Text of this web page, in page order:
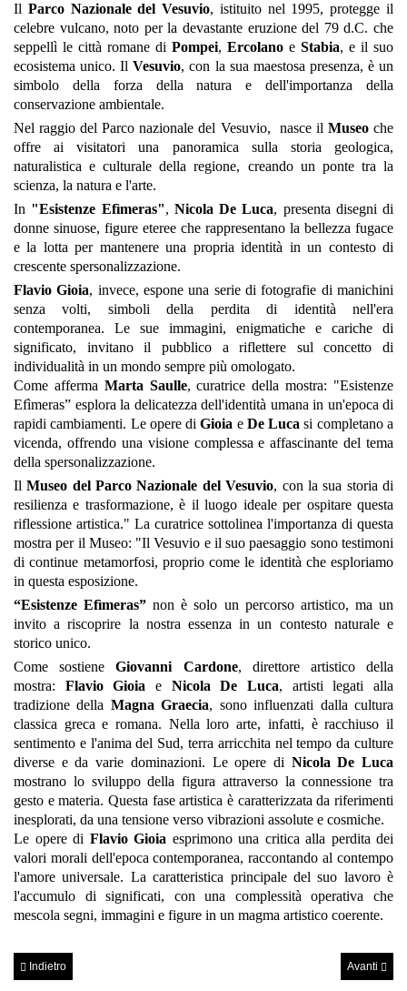
Il Parco Nazionale del Vesuvio, istituito nel 1995, protegge il
celebre vulcano, noto per la devastante eruzione del 79 d.C. che
seppellì le città romane di Pompei, Ercolano e Stabia, e il suo
ecosistema unico. IlVesuvio, con la sua maestosa presenza, è un
simbolo della forza della natura e dell'importanza della
conservazione ambientale.
Nel raggio del Parco nazionale del Vesuvio, nasce il Museoche
offre ai visitatori una panoramica sulla storia geologica,
naturalistica e culturale della regione, creando un ponte tra la
scienza, la natura e l'arte.
In "Esistenze Efìmeras", Nicola De Luca, presenta disegni di
donne sinuose, figure eteree che rappresentano la bellezza fugace
e la lotta per mantenere una propria identità in un contesto di
crescente spersonalizzazione.
Flavio Gioia, invece, espone una serie di fotografie di manichini
senza volti, simboli della perdita di identità nell'era
contemporanea. Le sue immagini, enigmatiche e cariche di
significato, invitano il pubblico a riflettere sul concetto di
individualità in un mondo sempre più omologato.
Come afferma Marta Saulle, curatrice della mostra: "Esistenze
Efìmeras” esplora la delicatezza dell'identità umana in un'epoca di
rapidi cambiamenti. Le opere diGioia e De Luca si completano a
vicenda, offrendo una visione complessa e affascinante del tema
della spersonalizzazione.
IlMuseo del Parco Nazionale del Vesuvio, con la sua storia di
resilienza e trasformazione, è il luogo ideale per ospitare questa
riflessione artistica." La curatrice sottolinea l'importanza di questa
mostra per il Museo: "Il Vesuvio e il suo paesaggio sono testimoni
di continue metamorfosi, proprio come le identità che esploriamo
in questa esposizione.
“Esistenze Efìmeras” non è solo un percorso artistico, ma un
invito a riscoprire la nostra essenza in un contesto naturale e
storico unico.
Come sostieneGiovanni Cardone, direttore artistico della
mostra: Flavio Gioia e Nicola De Luca, artisti legati alla
tradizione della Magna Graecia, sono influenzati dalla cultura
classica greca e romana. Nella loro arte, infatti, è racchiuso il
sentimento e l'anima del Sud, terra arricchita nel tempo da culture
diverse e da varie dominazioni. Le opere di Nicola De Luca
mostrano lo sviluppo della figura attraverso la connessione tra
gesto e materia. Questa fase artistica è caratterizzata da riferimenti
inesplorati, da una tensione verso vibrazioni assolute e cosmiche.
Le opere di Flavio Gioia esprimono una critica alla perdita dei
valori morali dell'epoca contemporanea, raccontando al contempo
l'amore universale. La caratteristica principale del suo lavoro è
l'accumulo di significati, con una complessità operativa che
mescola segni, immagini e figure in un magma artistico coerente.
Indietro Avanti